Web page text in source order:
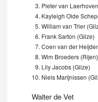
Pieter van
Kayleigh Olde
William van Trier
Frank Sarton (Gilze)
Coen van der
Wim Broeders (Rijen)
Lily Jacobs (Gilze)
Niels Marijnissen
Walter de Vet